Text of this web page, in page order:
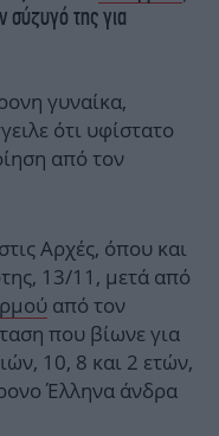
σύζυγό της για
γυναίκα,
ότι υφίστατο
από τον
Αρχές, όπου και
13/11, μετά από
από τον
που βίωνε για
10, 8 και 2 ετών,
Έλληνα άνδρα